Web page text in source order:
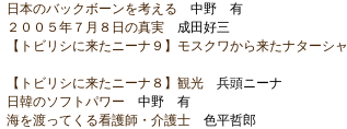
日本のバックボーンを考える 中野 有
２００５年７月８日の真実成田好三
【トビリシに来たニーナ９】モスクワから来たナターシャ
【トビリシに来たニーナ８】観光兵頭ニーナ
日韓のソフトパワー 中野 有
海を渡ってくる看護師・介護士色平哲郎